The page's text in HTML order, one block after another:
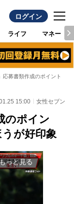
ログイン
ライフ マネー
応募書類作成のポイント
15:00 女性セブン
のポイン
が好印象
もっと見る